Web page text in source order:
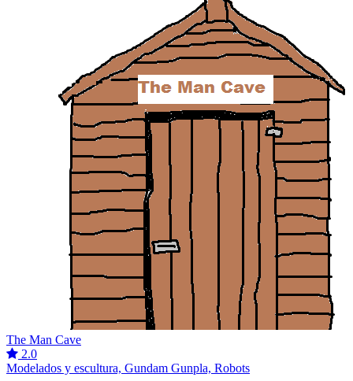
The Man Cave
2.0
Modelados y escultura, Gundam Gunpla, Robots